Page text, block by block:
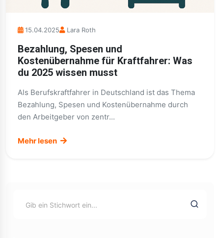
15.04.2025 Lara Roth
Bezahlung, Spesen und
Kostenübernahme für Kraftfahrer: Was
du 2025 wissen musst
Als Berufskraftfahrer in Deutschland ist das Thema
Bezahlung, Spesen und Kostenübernahme durch
den Arbeitgeber von zentr...
Mehr lesen